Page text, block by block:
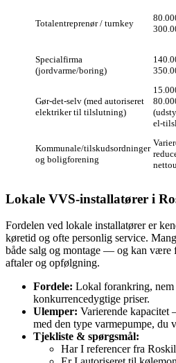
Totalentreprenør / turnkey
Specialfirma
(jordvarme/boring)
Gør‑det‑selv (med autoriseret
elektriker til tilslutning)
Kommunale/tilskudsordninger
og boligforening
Lokale VVS‑installatører i
Fordelen ved lokale installatører er
køretid og ofte personlig service.
både salg og montage — og kan
aftaler og opfølgning.
Fordele: Lokal forankring,
konkurrencedygtige priser.
Ulemper: Varierende
med den type varmepumpe, du
Tjekliste & spørgsmål:
Har I referencer fra